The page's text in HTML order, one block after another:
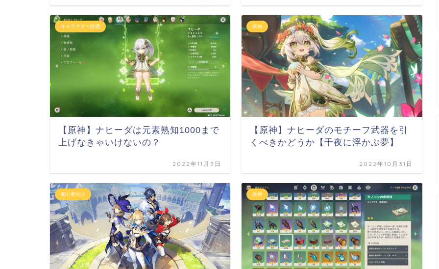
キャラクター評価
【原神】ナヒーダは元素熟知1000まで
上げなきゃいけないの？
2022年11月3日
原神
【原神】ナヒーダのモチーフ武器を引
くべきかどうか【千夜に浮かぶ夢】
2022年10月31日
初心者向け 原神